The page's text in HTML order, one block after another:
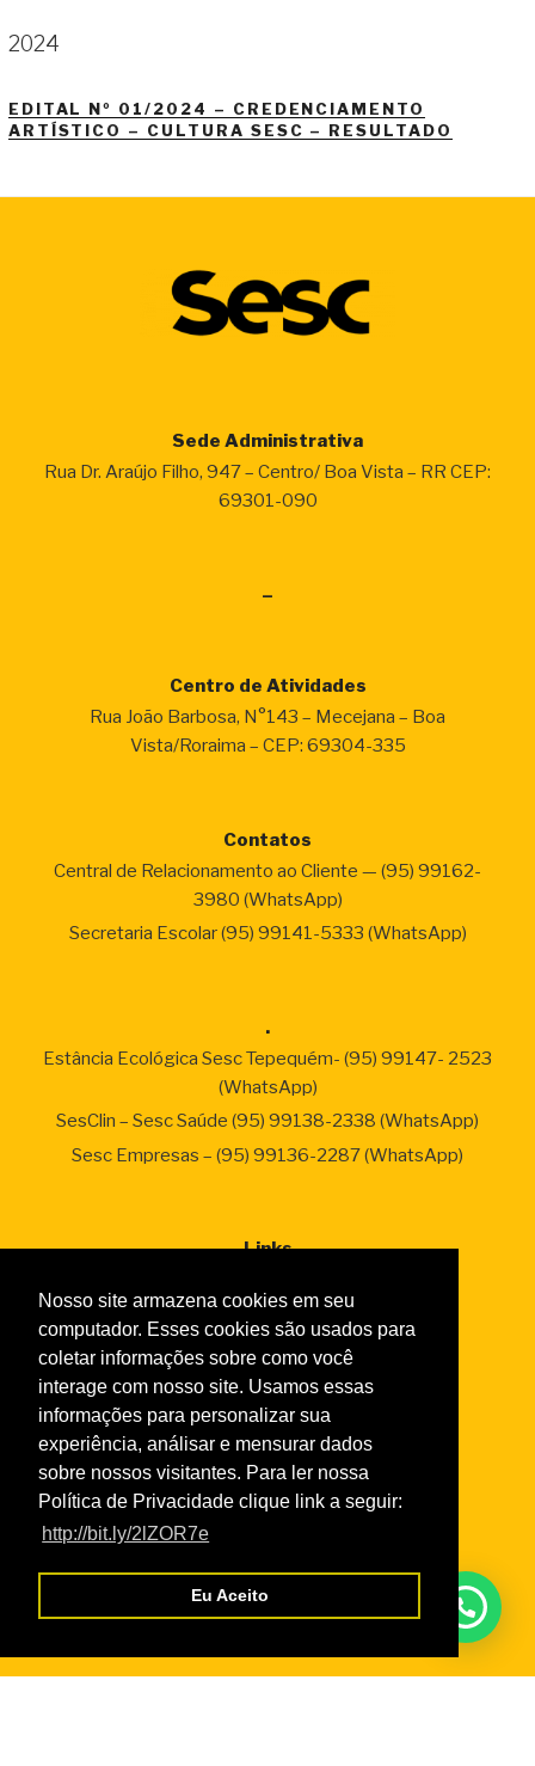
Nosso site armazena cookies em seu
computador. Esses cookies são usados para
coletar informações sobre como você
interage com nosso site. Usamos essas
informações para personalizar sua
experiência, análisar e mensurar dados
sobre nossos visitantes. Para ler nossa
Política de Privacidade clique link a seguir:
http://bit.ly/2lZOR7e
Eu Aceito
2024
EDITAL Nº 01/2024 – CREDENCIAMENTO
ARTÍSTICO – CULTURA SESC – RESULTADO
Sede Administrativa
Rua Dr. Araújo Filho, 947 – Centro/ Boa Vista – RR CEP:
69301-090
–
Centro de Atividades
Rua João Barbosa, N°143 – Mecejana – Boa
Vista/Roraima – CEP: 69304-335
Contatos
Central de Relacionamento ao Cliente — (95) 99162-
3980 (WhatsApp)
Secretaria Escolar (95) 99141-5333 (WhatsApp)
.
Estância Ecológica Sesc Tepequém- (95) 99147- 2523
(WhatsApp)
SesClin – Sesc Saúde (95) 99138-2338 (WhatsApp)
Sesc Empresas – (95) 99136-2287 (WhatsApp)
Links
Normas da Academia
Normas do Turismo Social
Normas de Atendimento da Odontologia
Normas Cursos Livres Cultura
Serviços
Credencial Virtual
Boleto SescRR